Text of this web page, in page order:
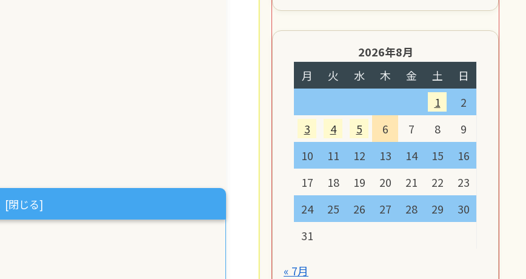
2026年8月
月
火 水 木 金 土
日
1
2
3
4 5 6 7 8
9
10
11 12 13 14 15
16
17
18 19 20 21 22
23
24
25 26 27 28 29
30
31
« 7月